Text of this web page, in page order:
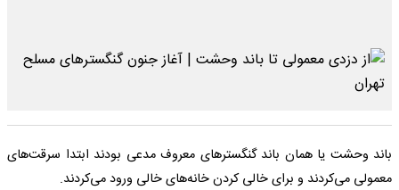
باند وحشت یا همان باند گنگسترهای معروف مدعی بودند ابتدا سرقت‌های
معمولی می‌کردند و برای خالی کردن خانه‌های خالی ورود می‌کردند.